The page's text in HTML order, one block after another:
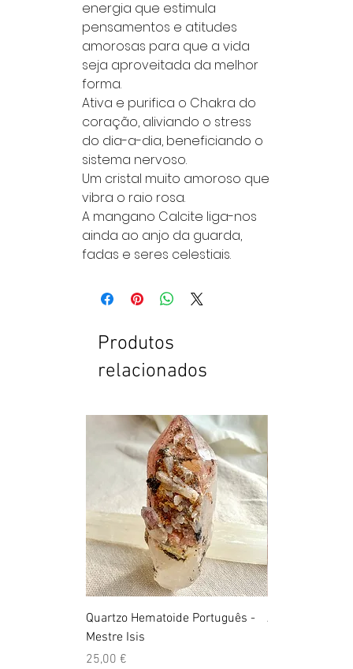
energia que estimula
pensamentos e atitudes
amorosas para que a vida
seja aproveitada da melhor
forma.
Ativa e purifica o Chakra do
coração, aliviando o stress
do dia-a-dia, beneficiando o
sistema nervoso.
Um cristal muito amoroso que
vibra o raio rosa.
A mangano Calcite liga-nos
ainda ao anjo da guarda,
fadas e seres celestiais.
Produtos
relacionados
Quartzo Hematoide Português -
Mestre Isis
Preço
25,00 €
Ágata Crazy